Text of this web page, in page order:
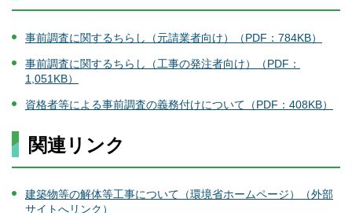
事前調査に関するちらし（元請業者向け）（PDF：784KB）
事前調査に関するちらし（工事の発注者向け）（PDF：
1,051KB）
資格者等による事前調査の義務付けについて（PDF：408KB）
関連リンク
建築物等の解体等工事について（環境省ホームページ）（外部
サイトへリンク）